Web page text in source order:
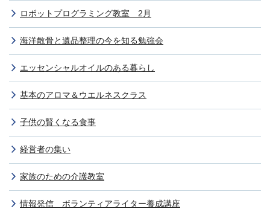
ロボットプログラミング教室 2月
海洋散骨と遺品整理の今を知る勉強会
エッセンシャルオイルのある暮らし
基本のアロマ＆ウエルネスクラス
子供の賢くなる食事
経営者の集い
家族のための介護教室
情報発信 ボランティアライター養成講座